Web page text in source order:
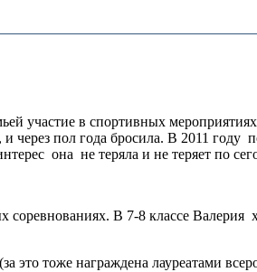
участие в спортивных
через пол года бросила. В 2011 году
она не теряла и не теряет по
соревнованиях. В 7-8 классе
тоже награждена лауреатами